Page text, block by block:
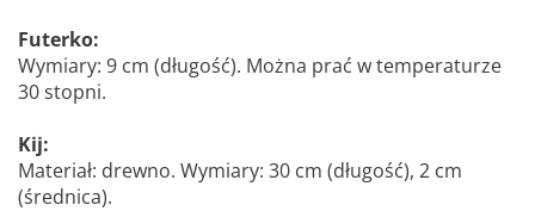
Futerko:
Wymiary: 9 cm (długość). Można prać w temperaturze
30 stopni.
Kij:
Materiał: drewno. Wymiary: 30 cm (długość), 2 cm
(średnica).